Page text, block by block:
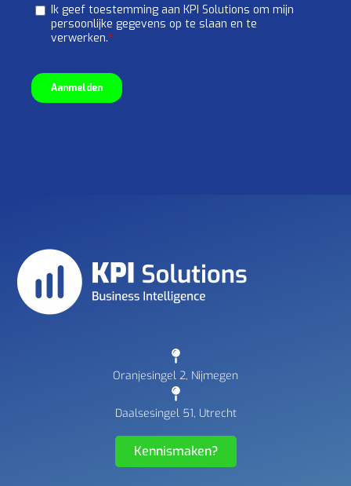
Oranjesingel 2, Nijmegen
Daalsesingel 51, Utrecht
Kennismaken?